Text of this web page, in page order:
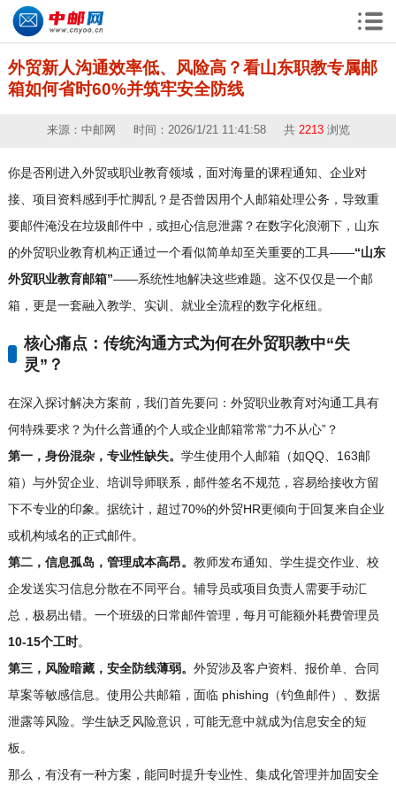
外贸新人沟通效率低、风险高？看山东职教专属邮
箱如何省时60%并筑牢安全防线
来源：中邮网 时间：2026/1/21 11:41:58 共 2213浏览
你是否刚进入外贸或职业教育领域，面对海量的课程通知、企业对
接、项目资料感到手忙脚乱？是否曾因用个人邮箱处理公务，导致重
要邮件淹没在垃圾邮件中，或担心信息泄露？在数字化浪潮下，山东
的外贸职业教育机构正通过一个看似简单却至关重要的工具——“山东
外贸职业教育邮箱”——系统性地解决这些难题。这不仅仅是一个邮
箱，更是一套融入教学、实训、就业全流程的数字化枢纽。
核心痛点：传统沟通方式为何在外贸职教中“失
灵”？
在深入探讨解决方案前，我们首先要问：外贸职业教育对沟通工具有
何特殊要求？为什么普通的个人或企业邮箱常常“力不从心”？
第一，身份混杂，专业性缺失。 学生使用个人邮箱（如QQ、163邮
箱）与外贸企业、培训导师联系，邮件签名不规范，容易给接收方留
下不专业的印象。据统计，超过70%的外贸HR更倾向于回复来自企业
或机构域名的正式邮件。
第二，信息孤岛，管理成本高昂。 教师发布通知、学生提交作业、校
企发送实习信息分散在不同平台。辅导员或项目负责人需要手动汇
总，极易出错。一个班级的日常邮件管理，每月可能额外耗费管理员
10-15个工时。
第三，风险暗藏，安全防线薄弱。 外贸涉及客户资料、报价单、合同
草案等敏感信息。使用公共邮箱，面临 phishing（钓鱼邮件）、数据
泄露等风险。学生缺乏风险意识，可能无意中就成为信息安全的短
板。
那么，有没有一种方案，能同时提升专业性、集成化管理并加固安全